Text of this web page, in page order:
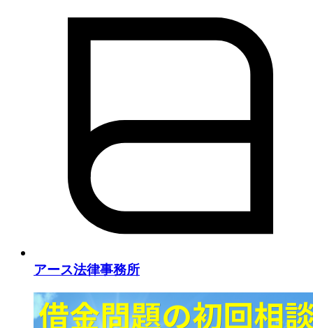
アース法律事務所